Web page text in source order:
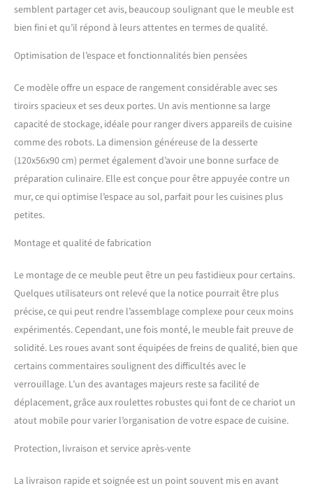
meuble cuisine
[RANGEMENT SPACIEUX
AJUSTABLES] Ce meuble de
armoires avec étagères
internes ajustables. Il offre
suffisamment d'espace pour
organiser vos ustensiles de
cuisine, vos petits meubles
de rangement, ou encore
vos produits de nettoyage
de manière pratique et
accessible [MOBILITÉ FACILE
de cinq roulettes pivotantes
pour une stabilité accrue, ce
chariot de cuisine sur
roulettes est facile à
déplacer [EMBALLAGE À
PLAT ET FACILE À
ASSEMBLER] Livré en deux
colis, ce meuble cuisine
avec plan de travail contient
toutes les pièces clairement
étiquetées et une
instruction détaillée étape
simple et rapide, ce qui
place votre desserte de
semblent partager cet avis, beaucoup soulignant que le meuble est
bien fini et qu’il répond à leurs attentes en termes de qualité.
Optimisation de l’espace et fonctionnalités bien pensées
Ce modèle offre un espace de rangement considérable avec ses
tiroirs spacieux et ses deux portes. Un avis mentionne sa large
capacité de stockage, idéale pour ranger divers appareils de cuisine
comme des robots. La dimension généreuse de la desserte
(120x56x90 cm) permet également d’avoir une bonne surface de
préparation culinaire. Elle est conçue pour être appuyée contre un
mur, ce qui optimise l’espace au sol, parfait pour les cuisines plus
petites.
Montage et qualité de fabrication
Le montage de ce meuble peut être un peu fastidieux pour certains.
Quelques utilisateurs ont relevé que la notice pourrait être plus
précise, ce qui peut rendre l’assemblage complexe pour ceux moins
expérimentés. Cependant, une fois monté, le meuble fait preuve de
solidité. Les roues avant sont équipées de freins de qualité, bien que
certains commentaires soulignent des difficultés avec le
verrouillage. L’un des avantages majeurs reste sa facilité de
déplacement, grâce aux roulettes robustes qui font de ce chariot un
atout mobile pour varier l’organisation de votre espace de cuisine.
Protection, livraison et service après-vente
La livraison rapide et soignée est un point souvent mis en avant